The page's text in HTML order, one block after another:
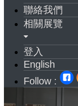
聯絡我們
相關展覽
登入
English
Follow :